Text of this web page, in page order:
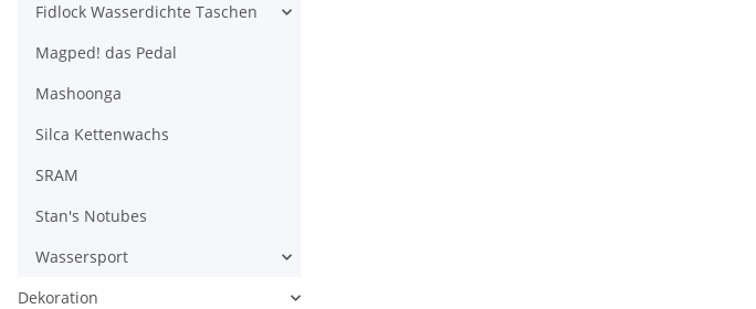
Fidlock Wasserdichte Taschen
Magped! das Pedal
Mashoonga
Silca Kettenwachs
SRAM
Stan's Notubes
Wassersport
Dekoration